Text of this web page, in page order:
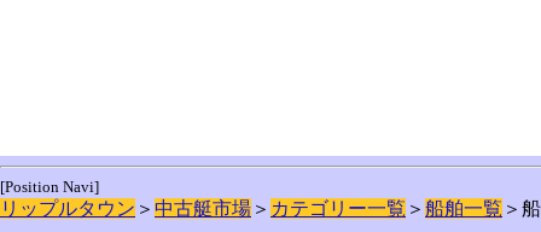
[Position Navi]
リップルタウン ＞ 中古艇市場 ＞ カテゴリー一覧 ＞ 船舶一覧 ＞